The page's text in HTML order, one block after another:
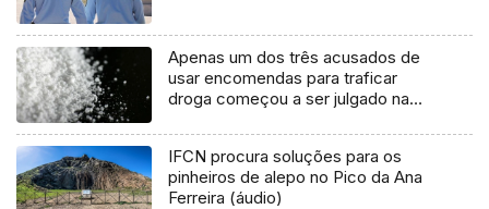
Apenas um dos três acusados de
usar encomendas para traficar
droga começou a ser julgado na
IFCN procura soluções para os
pinheiros de alepo no Pico da Ana
Ferreira (áudio)